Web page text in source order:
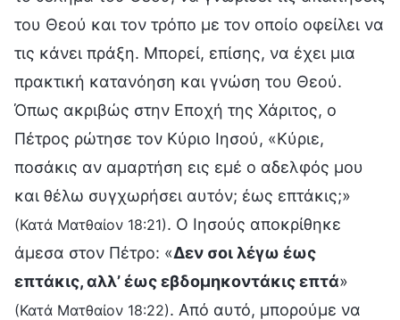
του Θεού και τον τρόπο με τον οποίο οφείλει να
τις κάνει πράξη. Μπορεί, επίσης, να έχει μια
πρακτική κατανόηση και γνώση του Θεού.
Όπως ακριβώς στην Εποχή της Χάριτος, ο
Πέτρος ρώτησε τον Κύριο Ιησού, «Κύριε,
ποσάκις αν αμαρτήση εις εμέ ο αδελφός μου
και θέλω συγχωρήσει αυτόν; έως επτάκις;»
(Κατά Ματθαίον 18:21). Ο Ιησούς αποκρίθηκε
άμεσα στον Πέτρο: «Δεν σοι λέγω έως
επτάκις, αλλ’ έως εβδομηκοντάκις επτά»
(Κατά Ματθαίον 18:22). Από αυτό, μπορούμε να